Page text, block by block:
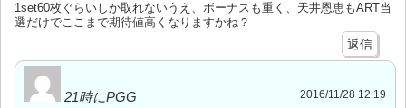
1set60枚ぐらいしか取れないうえ、ボーナスも重く、天井恩恵もART当
選だけでここまで期待値高くなりますかね？
返信
21時にPGG 2016/11/28 12:19